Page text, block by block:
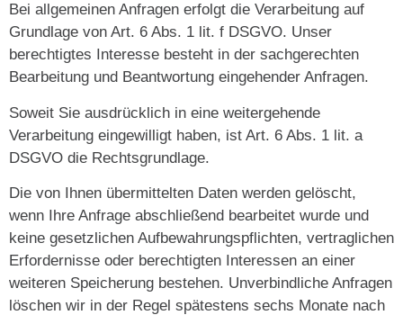
Bei allgemeinen Anfragen erfolgt die Verarbeitung auf
Grundlage von Art. 6 Abs. 1 lit. f DSGVO. Unser
berechtigtes Interesse besteht in der sachgerechten
Bearbeitung und Beantwortung eingehender Anfragen.
Soweit Sie ausdrücklich in eine weitergehende
Verarbeitung eingewilligt haben, ist Art. 6 Abs. 1 lit. a
DSGVO die Rechtsgrundlage.
Die von Ihnen übermittelten Daten werden gelöscht,
wenn Ihre Anfrage abschließend bearbeitet wurde und
keine gesetzlichen Aufbewahrungspflichten, vertraglichen
Erfordernisse oder berechtigten Interessen an einer
weiteren Speicherung bestehen. Unverbindliche Anfragen
löschen wir in der Regel spätestens sechs Monate nach